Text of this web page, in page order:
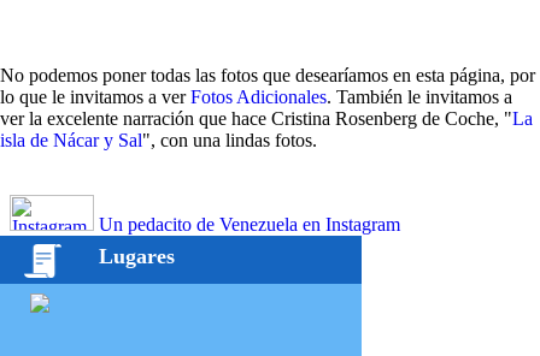
No podemos poner todas las fotos que desearíamos en esta página, por
lo que le invitamos a verFotos Adicionales. También le invitamos a
ver la excelente narración que hace Cristina Rosenberg de Coche, "La
isla de Nácar y Sal", con una lindas fotos.
Un pedacito de Venezuela en Instagram
Lugares